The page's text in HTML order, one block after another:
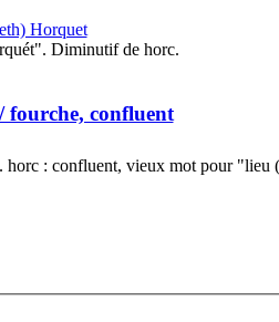
Horquet
Diminutif de horc.
/ fourche, confluent
horc : confluent, vieux mot pour